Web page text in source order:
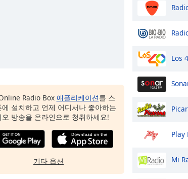
Radio Box 애플리케이션를 스
에 설치하고 언제 어디서나 좋아하는
오 방송을 온라인으로 청취하세요!
기타 옵션
Los
Play
Mi